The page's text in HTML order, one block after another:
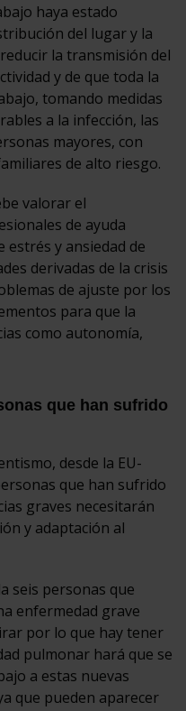
haya estado
del lugar y la
la transmisión del
y de que toda la
tomando medidas
a la infección, las
mayores, con
de alto riesgo.
valorar el
de ayuda
estrés y ansiedad de
derivadas de la crisis
de ajuste por los
para que la
como autonomía,
que han sufrido
desde la EU-
que han sufrido
graves necesitarán
y adaptación al
seis personas que
enfermedad grave
por lo que hay tener
pulmonar hará que se
a estas nuevas
que pueden aparecer